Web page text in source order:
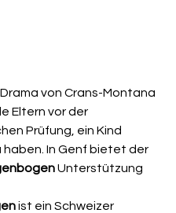
von Crans-Montana
Eltern vor der
Prüfung, ein Kind
haben. In Genf bietet der
Unterstützung
ist ein Schweizer